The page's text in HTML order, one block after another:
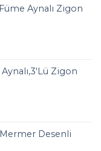
Aynalı Zigon
Zigon
Desenli